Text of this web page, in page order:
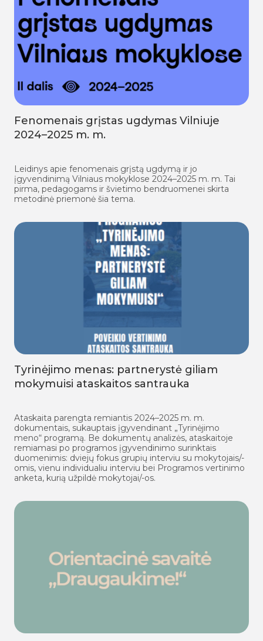
Fenomenais grįstas ugdymas Vilniuje
2024–2025 m. m.
Leidinys apie fenomenais grįstą ugdymą ir jo
įgyvendinimą Vilniaus mokyklose 2024–2025 m. m. Tai
pirma, pedagogams ir švietimo bendruomenei skirta
metodinė priemonė šia tema.
Tyrinėjimo menas: partnerystė giliam
mokymuisi ataskaitos santrauka
Ataskaita parengta remiantis 2024–2025 m. m.
dokumentais, sukauptais įgyvendinant „Tyrinėjimo
meno“ programą. Be dokumentų analizės, ataskaitoje
remiamasi po programos įgyvendinimo surinktais
duomenimis: dviejų fokus grupių interviu su mokytojais/-
omis, vienu individualiu interviu bei Programos vertinimo
anketa, kurią užpildė mokytojai/-os.